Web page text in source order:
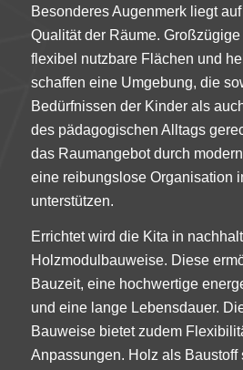
Besonderes Augenmerk liegt
Qualität der Räume.
flexibel nutzbare Flächen und
schaffen eine Umgebung, die
Bedürfnissen der Kinder als
des pädagogischen Alltags
das Raumangebot durch
eine reibungslose Organisation
unterstützen.
Errichtet wird die Kita in
Holzmodulbauweise. Diese
Bauzeit, eine hochwertige
und eine lange Lebensdauer.
Bauweise bietet zudem
Anpassungen. Holz als Baustoff